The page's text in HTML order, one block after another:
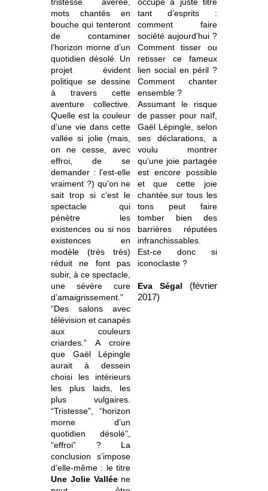
mots chantés en
bouche qui tenteront
de contaminer
l’horizon morne d’un
quotidien désolé. Un
projet évident
politique se dessine
à travers cette
aventure collective.
Quelle est la couleur
d’une vie dans cette
vallée si jolie (mais,
on ne cesse, avec
effroi, de se
demander : l’est-elle
vraiment ?) qu’on ne
sait trop si c’est le
spectacle qui
pénètre les
existences ou si nos
existences en
modèle (très très)
réduit ne font pas
subir, à ce spectacle,
une sévère cure
d’amaigrissement.”
“Des salons avec
télévision et canapés
aux couleurs
criardes.” A croire
que Gaël Lépingle
aurait à dessein
choisi les intérieurs
les plus laids, les
plus vulgaires.
“Tristesse”, “horizon
morne d’un
quotidien désolé”,
“effroi” ? La
conclusion s’impose
d’elle-même : le titre
Une Jolie Vallée ne
tant d’esprits :
comment faire
société aujourd’hui ?
Comment tisser ou
retisser ce fameux
lien social en péril ?
Comment chanter
ensemble ?
Assumant le risque
de passer pour naïf,
Gaël Lépingle, selon
ses déclarations, a
voulu montrer
qu’une joie partagée
est encore possible
et que cette joie
chantée sur tous les
tons peut faire
tomber bien des
barrières réputées
infranchissables.
Est-ce donc si
iconoclaste ?
Eva Ségal (février
2017)